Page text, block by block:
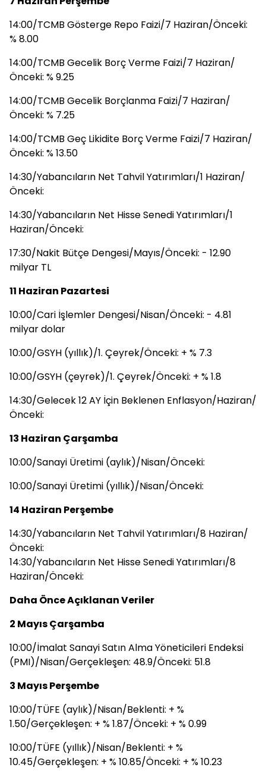
14:00/TCMB Gösterge Repo Faizi/7 Haziran/Önceki:
% 8.00
14:00/TCMB Gecelik Borç Verme Faizi/7 Haziran/
Önceki: % 9.25
14:00/TCMB Gecelik Borçlanma Faizi/7 Haziran/
Önceki: % 7.25
14:00/TCMB Geç Likidite Borç Verme Faizi/7 Haziran/
Önceki: % 13.50
14:30/Yabancıların Net Tahvil Yatırımları/1 Haziran/
Önceki:
14:30/Yabancıların Net Hisse Senedi Yatırımları/1
Haziran/Önceki:
17:30/Nakit Bütçe Dengesi/Mayıs/Önceki: - 12.90
milyar TL
11 Haziran Pazartesi
10:00/Cari İşlemler Dengesi/Nisan/Önceki: - 4.81
milyar dolar
10:00/GSYH (yıllık)/1. Çeyrek/Önceki: + % 7.3
10:00/GSYH (çeyrek)/1. Çeyrek/Önceki: + % 1.8
14:30/Gelecek 12 AY İçin Beklenen Enflasyon/Haziran/
Önceki:
13 Haziran Çarşamba
10:00/Sanayi Üretimi (aylık)/Nisan/Önceki:
10:00/Sanayi Üretimi (yıllık)/Nisan/Önceki:
14 Haziran Perşembe
14:30/Yabancıların Net Tahvil Yatırımları/8 Haziran/
Önceki:
14:30/Yabancıların Net Hisse Senedi Yatırımları/8
Haziran/Önceki:
Daha Önce Açıklanan Veriler
2 Mayıs Çarşamba
10:00/İmalat Sanayi Satın Alma Yöneticileri Endeksi
(PMI)/Nisan/Gerçekleşen: 48.9/Önceki: 51.8
3 Mayıs Perşembe
10:00/TÜFE (aylık)/Nisan/Beklenti: + %
1.50/Gerçekleşen: + % 1.87/Önceki: + % 0.99
10:00/TÜFE (yıllık)/Nisan/Beklenti: + %
10.45/Gerçekleşen: + % 10.85/Önceki: + % 10.23